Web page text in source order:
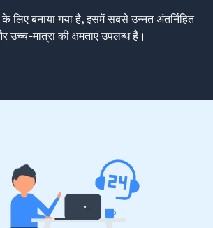
लिए बनाया गया है, इसमें सबसे उन्नत अंतर्निहित
उच्च-मात्रा की क्षमताएं उपलब्ध हैं।